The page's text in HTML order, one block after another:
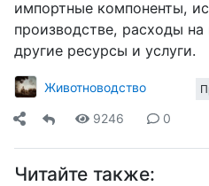
импортные компоненты,
производстве, расходы на
другие ресурсы и услуги.
Животноводство
9246 0
Читайте также: